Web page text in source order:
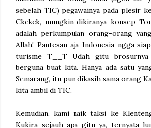
sebelah TIC) pegawainya pada plesir
Ckckck, mungkin dikiranya konsep
adalah perkumpulan orang-orang
Allah! Pantesan aja Indonesia ngga
turisme T__T Udah gitu brosurnya
berguna buat kita. Hanya ada satu
Semarang, itu pun dikasih sama orang
kita ambil di TIC.
Kemudian, kami naik taksi ke
Kukira sejauh apa gitu ya, ternyata